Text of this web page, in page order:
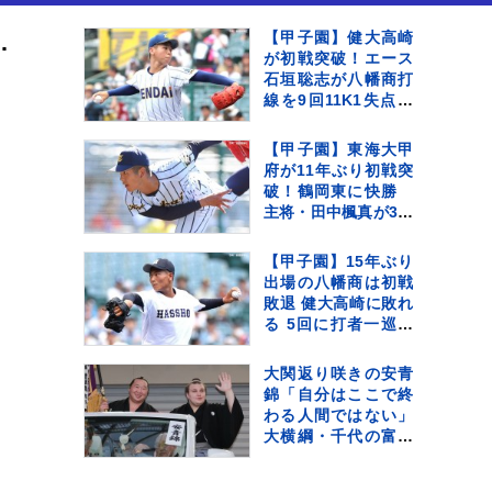
ションズリーグ】
【甲子園】健大高崎
が初戦突破！エース
石垣聡志が八幡商打
線を9回11K1失点完
得点の猛攻で快勝
【甲子園】東海大甲
府が11年ぶり初戦突
破！鶴岡東に快勝
主将・田中楓真が3安
腕・熊谷晄→エース
村尾竜弦の好継投
【甲子園】15年ぶり
出場の八幡商は初戦
敗退 健大高崎に敗れ
る 5回に打者一巡の
号11久保田が4回1失
点好投 9回意地の1点
大関返り咲きの安青
錦「自分はここで終
わる人間ではない」
大横綱・千代の富士